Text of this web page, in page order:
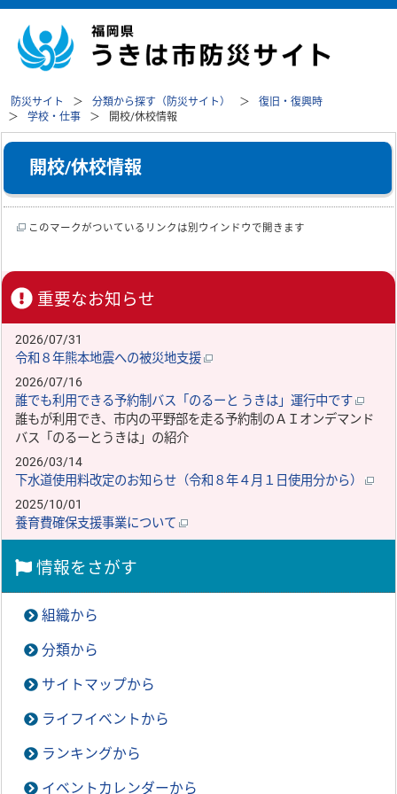
防災サイト 分類から探す（防災サイト）
復旧・復興時
学校・仕事
開校/休校情報
開校/休校情報
このマークがついているリンクは別ウインドウで開きます
重要なお知らせ
2026/07/31
令和８年熊本地震への被災地支援
2026/07/16
誰でも利用できる予約制バス「のるーと うきは」運行中です
誰もが利用でき、市内の平野部を走る予約制のＡＩオンデマンド
バス「のるーとうきは」の紹介
2026/03/14
下水道使用料改定のお知らせ（令和８年４月１日使用分から）
2025/10/01
養育費確保支援事業について
情報をさがす
組織から
分類から
サイトマップから
ライフイベントから
ランキングから
イベントカレンダーから